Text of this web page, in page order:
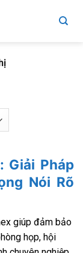
Giải Pháp
Nói Rõ
giúp đảm bảo
họp, hội